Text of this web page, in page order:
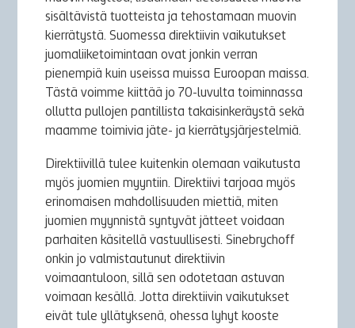
sisältävistä tuotteista ja tehostamaan muovin
kierrätystä. Suomessa direktiivin vaikutukset
juomaliiketoimintaan ovat jonkin verran
pienempiä kuin useissa muissa Euroopan maissa.
Tästä voimme kiittää jo 70-luvulta toiminnassa
ollutta pullojen pantillista takaisinkeräystä sekä
maamme toimivia jäte- ja kierrätysjärjestelmiä.
Direktiivillä tulee kuitenkin olemaan vaikutusta
myös juomien myyntiin. Direktiivi tarjoaa myös
erinomaisen mahdollisuuden miettiä, miten
juomien myynnistä syntyvät jätteet voidaan
parhaiten käsitellä vastuullisesti. Sinebrychoff
onkin jo valmistautunut direktiivin
voimaantuloon, sillä sen odotetaan astuvan
voimaan kesällä. Jotta direktiivin vaikutukset
eivät tule yllätyksenä, ohessa lyhyt kooste